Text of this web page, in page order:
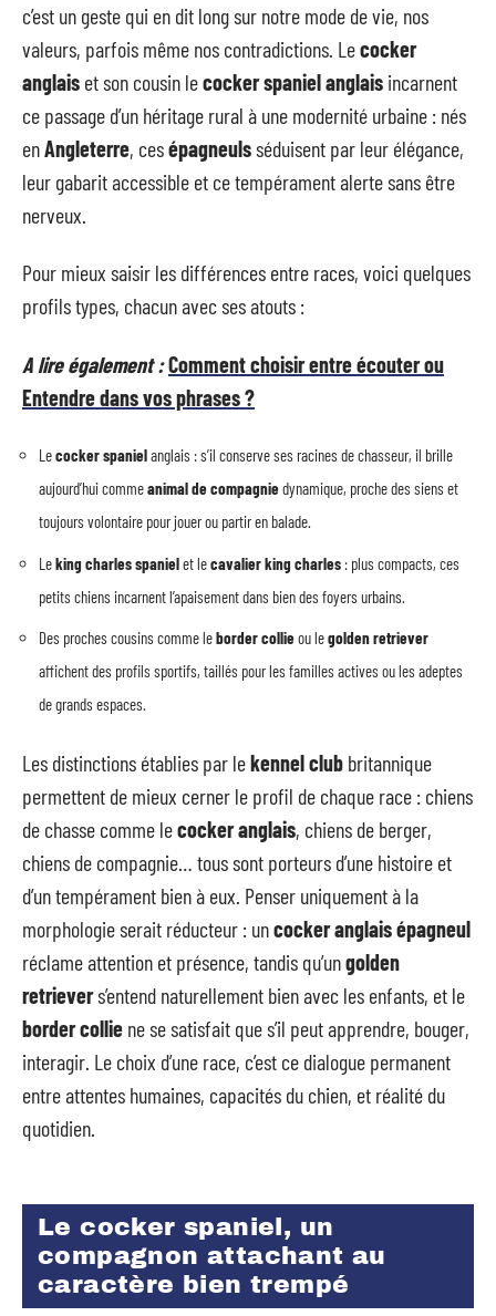
c’est un geste qui en dit long sur notre mode de vie, nos
valeurs, parfois même nos contradictions. Lecocker
anglais et son cousin lecocker spaniel anglais incarnent
ce passage d’un héritage rural à une modernité urbaine : nés
enAngleterre, cesépagneulsséduisent par leur élégance,
leur gabarit accessible et ce tempérament alerte sans être
nerveux.
Pour mieux saisir les différences entre races, voici quelques
profils types, chacun avec ses atouts :
A lire également :Comment choisir entre écouter ou
Entendre dans vos phrases ?
Lecocker spanielanglais : s’il conserve ses racines de chasseur, il brille
aujourd’hui commeanimal de compagniedynamique, proche des siens et
toujours volontaire pour jouer ou partir en balade.
Leking charles spanielet lecavalier king charles : plus compacts, ces
petits chiens incarnent l’apaisement dans bien des foyers urbains.
Des proches cousins comme leborder collieou legolden retriever
affichent des profils sportifs, taillés pour les familles actives ou les adeptes
de grands espaces.
Les distinctions établies par lekennel club britannique
permettent de mieux cerner le profil de chaque race : chiens
de chasse comme lecocker anglais, chiens de berger,
chiens de compagnie… tous sont porteurs d’une histoire et
d’un tempérament bien à eux. Penser uniquement à la
morphologie serait réducteur : uncocker anglais épagneul
réclame attention et présence, tandis qu’ungolden
retrievers’entend naturellement bien avec les enfants, et le
border collie ne se satisfait que s’il peut apprendre, bouger,
interagir. Le choix d’une race, c’est ce dialogue permanent
entre attentes humaines, capacités du chien, et réalité du
quotidien.
Le cocker spaniel, un
compagnon attachant au
caractère bien trempé